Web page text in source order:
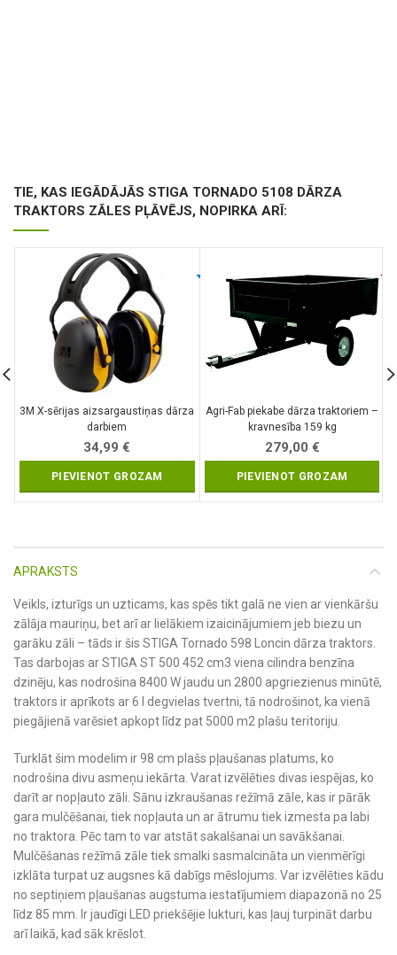
TIE, KAS IEGĀDĀJĀS STIGA TORNADO 5108 DĀRZA
TRAKTORS ZĀLES PĻĀVĒJS, NOPIRKA ARĪ:
3M X-sērijas aizsargaustiņas dārza
darbiem
34,99€
PIEVIENOT GROZAM
Agri-Fab piekabe dārza traktoriem –
kravnesība 159 kg
279,00 €
PIEVIENOT GROZAM
APRAKSTS
Veikls, izturīgs un uzticams, kas spēs tikt galā ne vien ar vienkāršu
zālāja mauriņu, bet arī ar lielākiem izaicinājumiem jeb biezu un
garāku zāli – tāds ir šis STIGA Tornado 598 Loncin dārza traktors.
Tas darbojas ar STIGA ST 500 452 cm3 viena cilindra benzīna
dzinēju, kas nodrošina 8400 W jaudu un 2800 apgriezienus minūtē,
traktors ir aprīkots ar 6 l degvielas tvertni, tā nodrošinot, ka vienā
piegājienā varēsiet apkopt līdz pat 5000 m2 plašu teritoriju.
Turklāt šim modelim ir 98 cm plašs pļaušanas platums, ko
nodrošina divu asmeņu iekārta. Varat izvēlēties divas iespējas, ko
darīt ar nopļauto zāli. Sānu izkraušanas režīmā zāle, kas ir pārāk
gara mulčēšanai, tiek nopļauta un ar ātrumu tiek izmesta pa labi
no traktora. Pēc tam to var atstāt sakalšanai un savākšanai.
Mulčēšanas režīmā zāle tiek smalki sasmalcināta un vienmērīgi
izklāta turpat uz augsnes kā dabīgs mēslojums. Var izvēlēties kādu
no septiņiem pļaušanas augstuma iestatījumiem diapazonā no 25
līdz 85 mm. Ir jaudīgi LED priekšējie lukturi, kas ļauj turpināt darbu
arī laikā, kad sāk krēslot.